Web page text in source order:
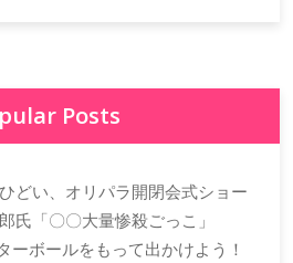
Posts
どい、オリパラ開閉会式ショー
氏「〇〇大量惨殺ごっこ」
ーボールをもって出かけよう！